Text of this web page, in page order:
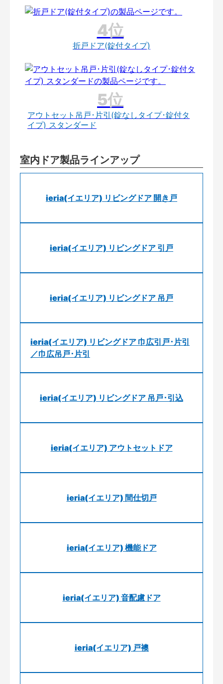
折戸ドア(錠付タイプ)
アウトセット吊戸･片引(錠なしタイプ･錠付タ
イプ) スタンダード
室内ドア製品ラインアップ
ieria(イエリア) リビングドア 開き戸
ieria(イエリア) リビングドア 引戸
ieria(イエリア) リビングドア 吊戸
ieria(イエリア) リビングドア 巾広引戸･片引
／巾広吊戸･片引
ieria(イエリア) リビングドア 吊戸･引込
ieria(イエリア) アウトセットドア
ieria(イエリア) 間仕切戸
ieria(イエリア) 機能ドア
ieria(イエリア) 音配慮ドア
ieria(イエリア) 戸襖